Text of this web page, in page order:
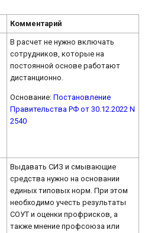
Комментарий
В расчет не нужно включать
сотрудников, которые на
постоянной основе работают
дистанционно.
Основание:Постановление
Правительства РФ от 30.12.2022 N
2540
Выдавать СИЗ и смывающие
средства нужно на основании
единых типовых норм. При этом
необходимо учесть результаты
СОУТ и оценки профрисков, а
также мнение профсоюза или